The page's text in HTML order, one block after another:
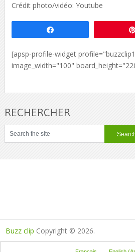
Crédit photo/vidéo: Youtube
[apsp-profile-widget
image_width="100"
RECHERCHER
Buzz clip Copyright © 2026.